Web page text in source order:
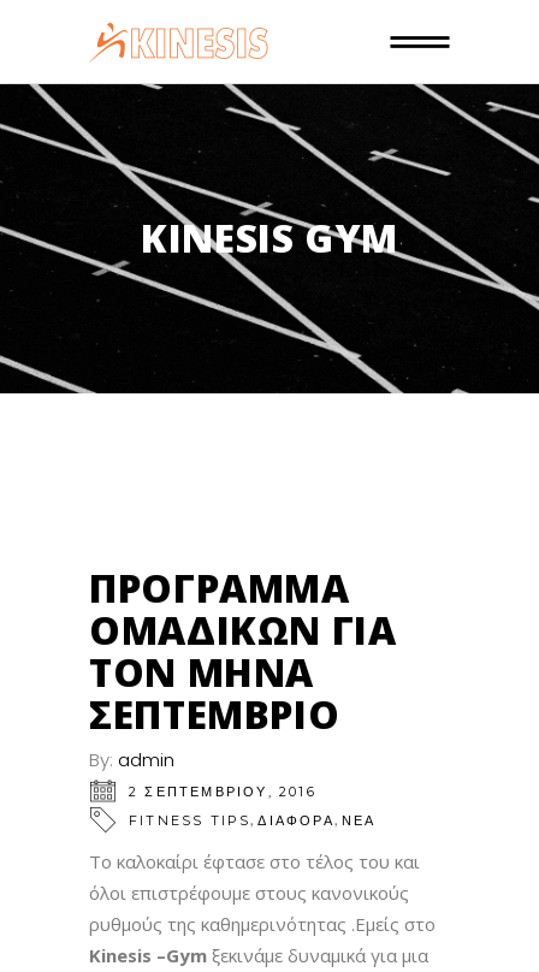
KINESIS GYM
ΠΡΌΓΡΑΜΜΑ
ΟΜΑΔΙΚΏΝ ΓΙΑ
ΤΟΝ ΜΉΝΑ
ΣΕΠΤΈΜΒΡΙΟ
By: admin
2 ΣΕΠΤΕΜΒΡΊΟΥ, 2016
FITNESS TIPS,ΔΙΑΦΟΡΑ, ΝΕΑ
Το καλοκαίρι έφτασε στο τέλος του και
όλοι επιστρέφουμε στους κανονικούς
ρυθμούς της καθημερινότητας .Εμείς στο
Kinesis –Gym ξεκινάμε δυναμικά για μια